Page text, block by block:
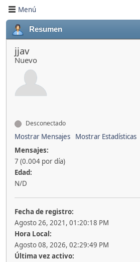
Menú
Resumen
jjav
Nuevo
Desconectado
Mostrar Mensajes
Mostrar Estadísticas
Mensajes:
7 (0.004 por día)
Edad:
N/D
Fecha de registro:
Agosto 26, 2021, 01:20:18 PM
Hora Local:
Agosto 08, 2026, 02:29:49 PM
Última vez activo: